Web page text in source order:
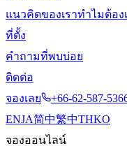
แนวคิดของเราทำไมต้อง
ที่ตั้ง
คำถามที่พบบ่อย
ติดต่อ
จองเลย
+66-62-587-
ENJA简中繁中THKO
จองออนไลน์